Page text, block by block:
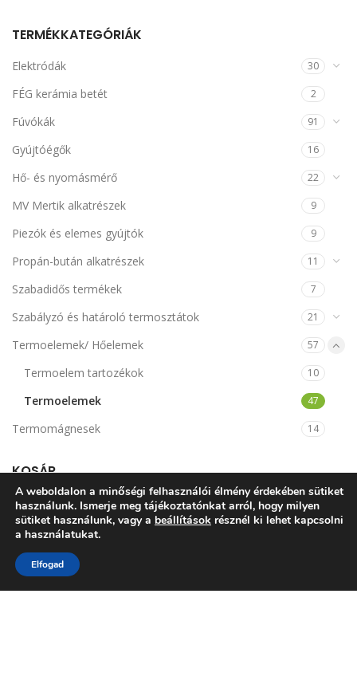
TERMÉKKATEGÓRIÁK
Elektródák 30
FÉG kerámia betét 2
Fúvókák 91
Gyújtóégők 16
Hő- és nyomásmérő 22
MV Mertik alkatrészek 9
Piezók és elemes gyújtók 9
Propán-bután alkatrészek 11
Szabadidős termékek 7
Szabályzó és határoló termosztátok 21
Termoelemek/ Hőelemek 57
Termoelem tartozékok 10
Termoelemek 47
Termomágnesek 14
KOSÁR
NINCSENEK TERMÉKEK A KOSÁRBAN.
A weboldalon a minőségi felhasználói élmény érdekében sütiket
használunk. Ismerje meg tájékoztatónkat arról, hogy milyen
sütiket használunk, vagy a beállítások résznél ki lehet kapcsolni
a használatukat.
Elfogad